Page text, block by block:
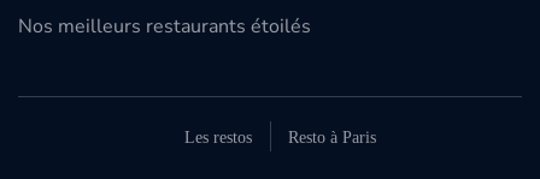
Nos meilleurs restaurants étoilés
Les restos Resto à Paris